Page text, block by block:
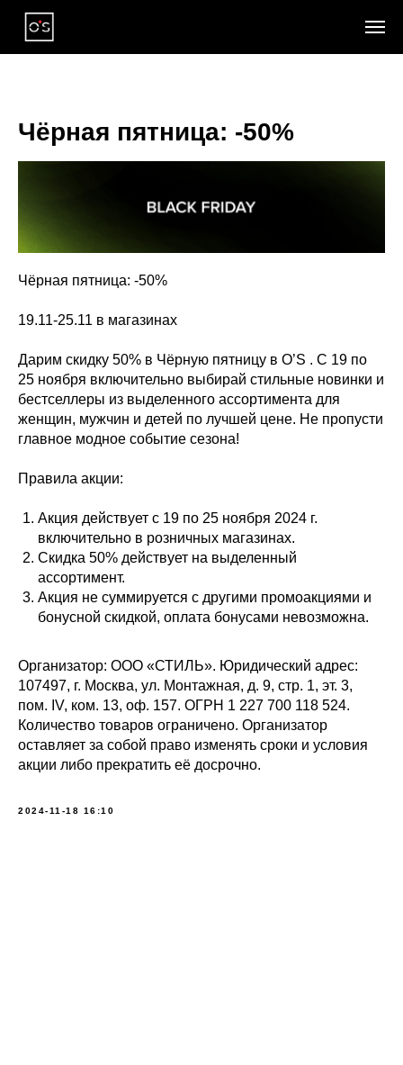
Чёрная пятница: -50%
Чёрная пятница: -50%
19.11-25.11 в магазинах
Дарим скидку 50% в Чёрную пятницу в O’S . С 19 по
25 ноября включительно выбирай стильные новинки и
бестселлеры из выделенного ассортимента для
женщин, мужчин и детей по лучшей цене. Не пропусти
главное модное событие сезона!
Правила акции:
Акция действует с 19 по 25 ноября 2024 г.
включительно в розничных магазинах.
Скидка 50% действует на выделенный
ассортимент.
Акция не суммируется с другими промоакциями и
бонусной скидкой, оплата бонусами невозможна.
Организатор: ООО «СТИЛЬ». Юридический адрес:
107497, г. Москва, ул. Монтажная, д. 9, стр. 1, эт. 3,
пом. IV, ком. 13, оф. 157. ОГРН 1 227 700 118 524.
Количество товаров ограничено. Организатор
оставляет за собой право изменять сроки и условия
акции либо прекратить её досрочно.
2024-11-18 16:10